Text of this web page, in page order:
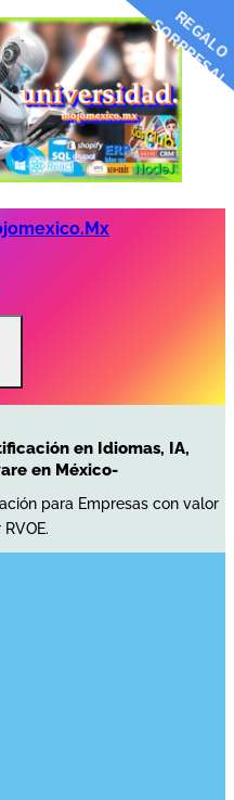
en Idiomas, IA,
en México-
para Empresas con valor
R
E
G
A
L
O
S
O
R
P
R
E
S
A
!